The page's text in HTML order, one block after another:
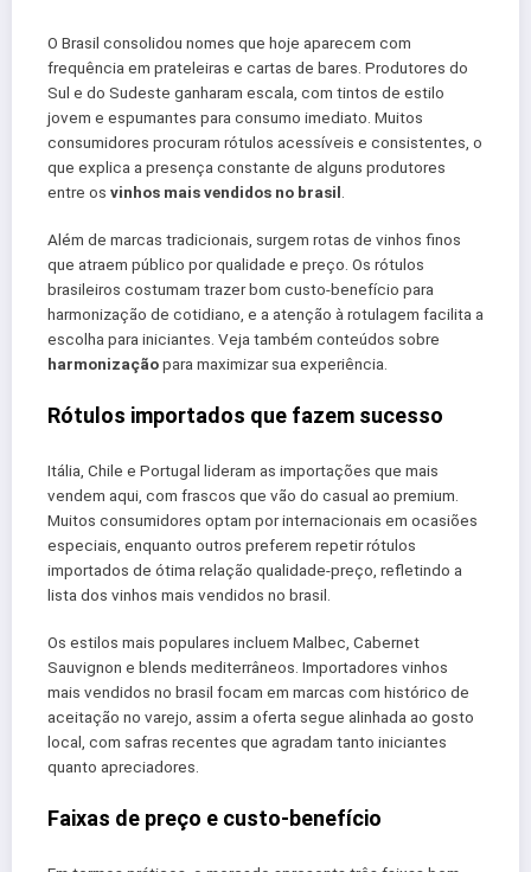
O Brasil consolidou nomes que hoje aparecem com
frequência em prateleiras e cartas de bares. Produtores do
Sul e do Sudeste ganharam escala, com tintos de estilo
jovem e espumantes para consumo imediato. Muitos
consumidores procuram rótulos acessíveis e consistentes, o
que explica a presença constante de alguns produtores
entre os vinhos mais vendidos no brasil
Além de marcas tradicionais, surgem rotas de vinhos finos
que atraem público por qualidade e preço. Os rótulos
brasileiros costumam trazer bom custo-benefício para
harmonização de cotidiano, e a atenção à rotulagem facilita a
escolha para iniciantes. Veja também conteúdos sobre
harmonizaçãopara maximizar sua experiência.
Rótulos importados que fazem sucesso
Itália, Chile e Portugal lideram as importações que mais
vendem aqui, com frascos que vão do casual ao premium.
Muitos consumidores optam por internacionais em ocasiões
especiais, enquanto outros preferem repetir rótulos
importados de ótima relação qualidade-preço, refletindo a
lista dos vinhos mais vendidos no brasil.
Os estilos mais populares incluem Malbec, Cabernet
Sauvignon e blends mediterrâneos. Importadores vinhos
mais vendidos no brasil focam em marcas com histórico de
aceitação no varejo, assim a oferta segue alinhada ao gosto
local, com safras recentes que agradam tanto iniciantes
quanto apreciadores.
Faixas de preço e custo-benefício